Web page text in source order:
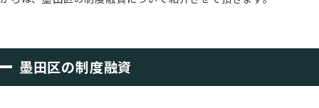
墨田区の制度融資